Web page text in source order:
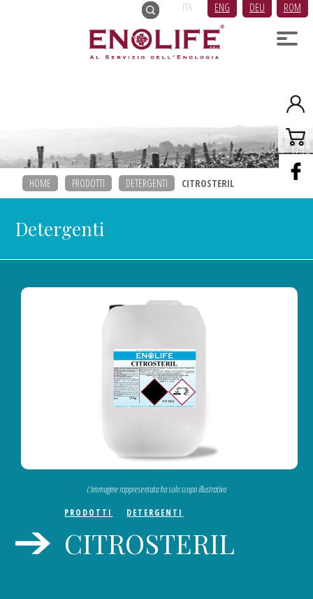
ITA ENG DEU ROM
HOME PRODOTTI DETERGENTI CITROSTERIL
Detergenti
L'immagine rappresentata ha solo scopo illustrativo
PRODOTTI DETERGENTI
CITROSTERIL